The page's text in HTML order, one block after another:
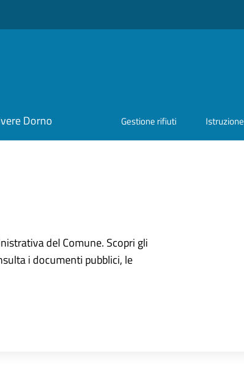
Dorno Gestione rifiuti Istruzione
del Comune. Scopri gli
i documenti pubblici, le